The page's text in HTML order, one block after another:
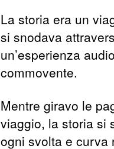
La storia era un
si snodava
un’esperienza
commovente.
Mentre giravo le
viaggio, la storia si
ogni svolta e curva